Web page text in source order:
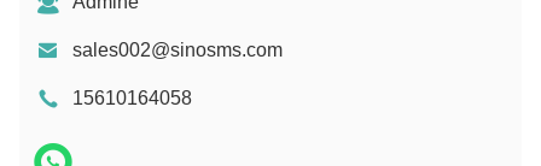
sales002@sinosms.com
15610164058